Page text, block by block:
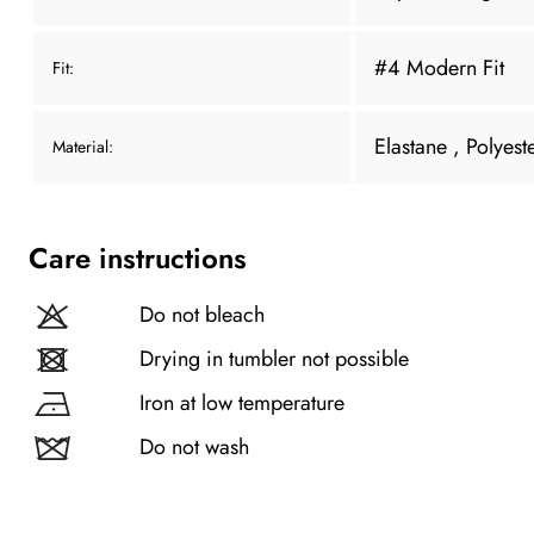
Fit: #4 Modern Fit
Material: Elastane ,
Care instructions
Do not bleach
Drying in tumbler not possible
Iron at low temperature
Do not wash